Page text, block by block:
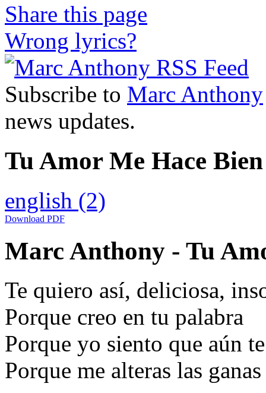
Share this page
Wrong lyrics?
Subscribe to Marc Anthony
news updates.
Tu Amor Me Hace
english (2)
Download PDF
Marc Anthony - Tu
Te quiero así, deliciosa,
Porque creo en tu palabra
Porque yo siento que aún
Porque me alteras las ganas